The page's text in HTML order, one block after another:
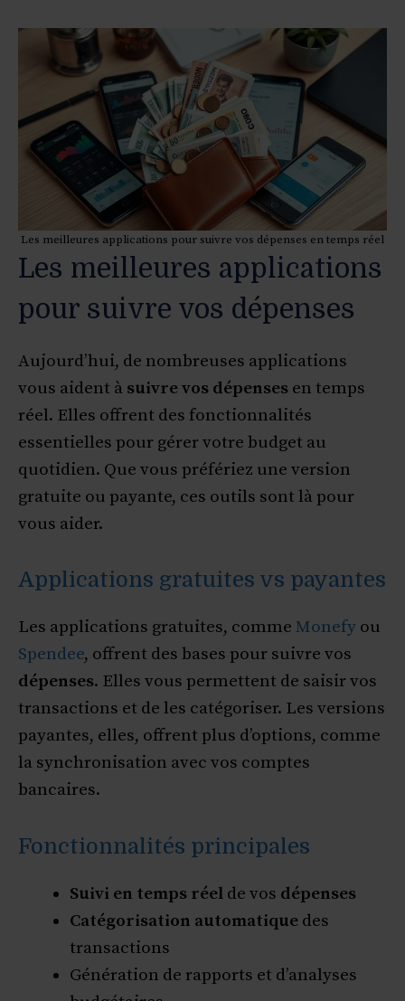
Les meilleures applications pour suivre vos dépenses en temps réel
Les meilleures applications
pour suivre vos dépenses
Aujourd’hui, de nombreuses applications
vous aident à suivre vos dépenses en temps
réel. Elles offrent des fonctionnalités
essentielles pour gérer votre budget au
quotidien. Que vous préfériez une version
gratuite ou payante, ces outils sont là pour
vous aider.
Applications gratuites vs payantes
Les applications gratuites, comme Monefy ou
Spendee, offrent des bases pour suivre vos
dépenses. Elles vous permettent de saisir vos
transactions et de les catégoriser. Les versions
payantes, elles, offrent plus d’options, comme
la synchronisation avec vos comptes
bancaires.
Fonctionnalités principales
Suivi en temps réel de vos dépenses
Catégorisation automatique des
transactions
Génération de rapports et d’analyses